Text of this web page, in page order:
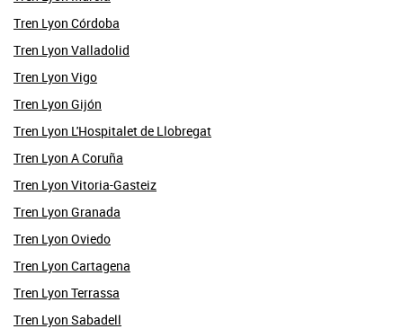
Tren Lyon Córdoba
Tren Lyon Valladolid
Tren Lyon Vigo
Tren Lyon Gijón
Tren Lyon L'Hospitalet de Llobregat
Tren Lyon A Coruña
Tren Lyon Vitoria-Gasteiz
Tren Lyon Granada
Tren Lyon Oviedo
Tren Lyon Cartagena
Tren Lyon Terrassa
Tren Lyon Sabadell